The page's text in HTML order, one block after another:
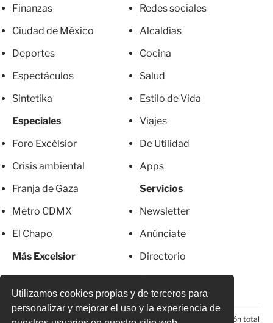
Utilizamos cookies propias y de terceros para
personalizar y mejorar el uso y la experiencia de
Finanzas
Ciudad de México
Deportes
Espectáculos
Sintetika
Especiales
Foro Excélsior
Crisis ambiental
Franja de Gaza
Metro CDMX
El Chapo
Más Excelsior
Redes sociales
Alcaldías
Cocina
Salud
Estilo de Vida
Viajes
De Utilidad
Apps
Servicios
Newsletter
Anúnciate
Directorio
© 2026 Todos los derechos reservados. Prohibida la reproducción total